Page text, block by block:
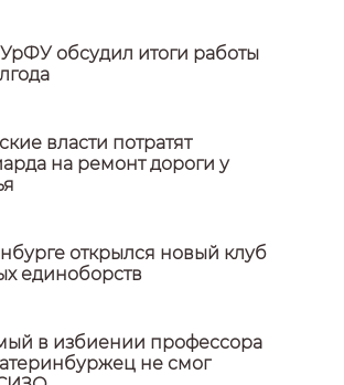
обсудил итоги работы
власти потратят
на ремонт дороги у
открылся новый клуб
единоборств
в избиении профессора
не смог